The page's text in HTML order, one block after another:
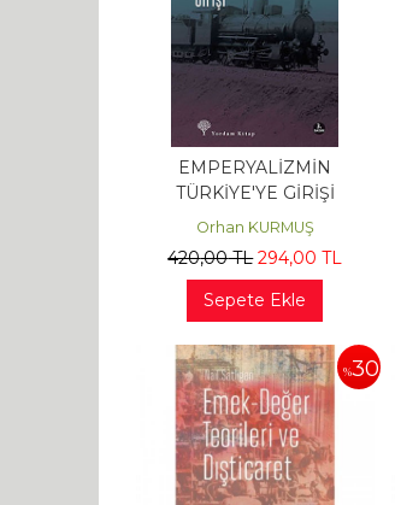
EMPERYALİZMİN
TÜRKİYE'YE GİRİŞİ
Orhan KURMUŞ
420,00TL 294,00 TL
Sepete Ekle
%30